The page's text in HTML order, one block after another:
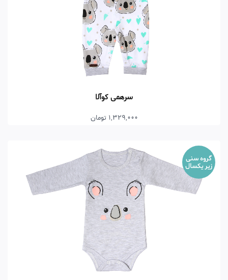
سرهمی کوآلا
1,329,000 تومان
گروه سنی
زیر یکسال